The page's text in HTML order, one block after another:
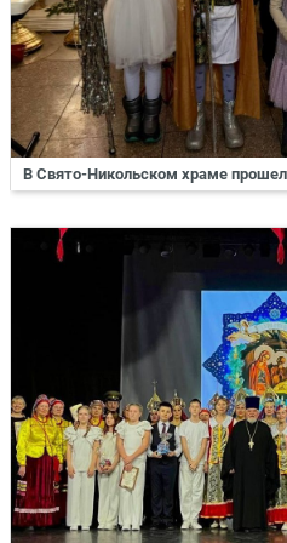
В Свято-Никольском храме